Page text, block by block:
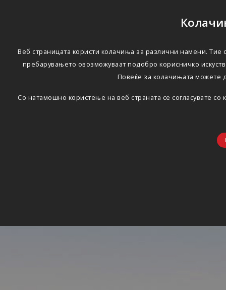
Веб страницата користи колачиња за различни намени.
пребарувањето овозможуваат подобро корисничко
Повеќе за колачињата можете
Со натамошно користење на веб страната се согласувате